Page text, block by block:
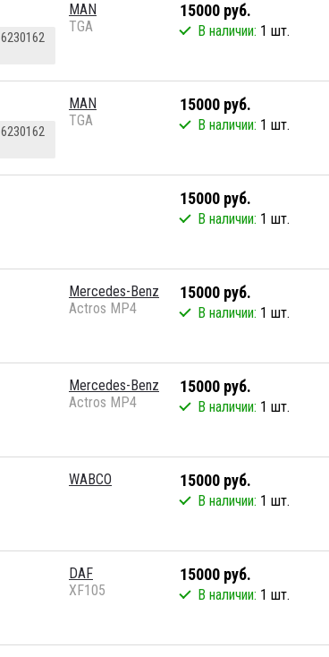
MAN
TGA
15000 руб.
В наличии: 1 шт.
MAN
TGA
15000 руб.
В наличии: 1 шт.
15000 руб.
В наличии: 1 шт.
Mercedes-Benz
Actros MP4
15000 руб.
В наличии: 1 шт.
Mercedes-Benz
Actros MP4
15000 руб.
В наличии: 1 шт.
WABCO 15000 руб.
В наличии: 1 шт.
DAF
XF105
15000 руб.
В наличии: 1 шт.